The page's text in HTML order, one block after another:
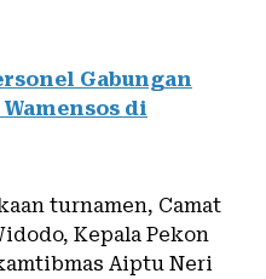
Gabungan
di
turnamen, Camat
Kepala Pekon
Aiptu Neri